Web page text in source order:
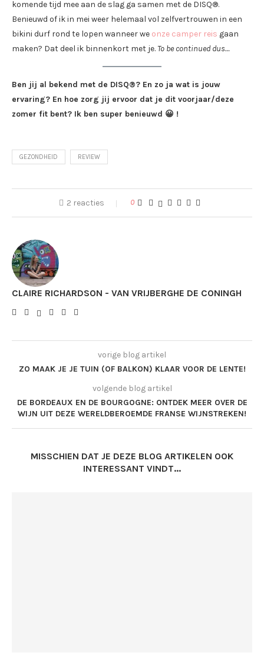
komende tijd mee aan de slag ga samen met de DISQ®.
Benieuwd of ik in mei weer helemaal vol zelfvertrouwen in een
bikini durf rond te lopen wanneer we onze camper reis gaan
maken? Dat deel ik binnenkort met je.To be continued dus…
Ben jij al bekend met de DISQ®? En zo ja wat is jouw
ervaring? En hoe zorg jij ervoor dat je dit voorjaar/deze
zomer fit bent? Ik ben super benieuwd 😀 !
GEZONDHEID REVIEW
2 reacties 0
CLAIRE RICHARDSON - VAN VRIJBERGHE DE CONINGH
vorige blog artikel
ZO MAAK JE JE TUIN (OF BALKON) KLAAR VOOR DE LENTE!
volgende blog artikel
DE BORDEAUX EN DE BOURGOGNE: ONTDEK MEER OVER DE
WIJN UIT DEZE WERELDBEROEMDE FRANSE WIJNSTREKEN!
MISSCHIEN DAT JE DEZE BLOG ARTIKELEN OOK
INTERESSANT VINDT...